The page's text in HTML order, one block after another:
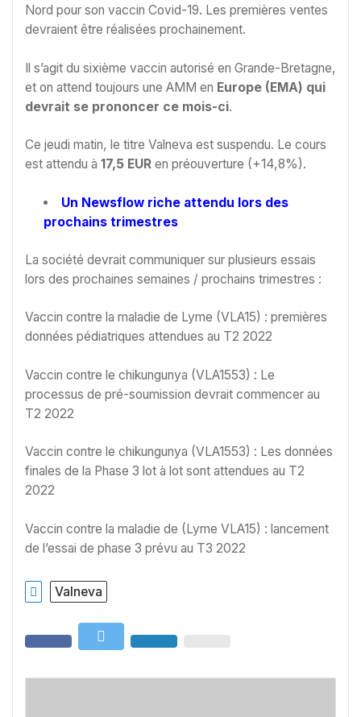
Nord pour son vaccin Covid-19. Les premières ventes
devraient être réalisées prochainement.
Il s’agit du sixième vaccin autorisé en Grande-Bretagne,
et on attend toujours une AMM en Europe (EMA) qui
devrait se prononcer ce mois-ci.
Ce jeudi matin, le titre Valneva est suspendu. Le cours
est attendu à 17,5 EUR en préouverture (+14,8%).
Un Newsflow riche attendu lors des
prochains trimestres
La société devrait communiquer sur plusieurs essais
lors des prochaines semaines / prochains trimestres :
Vaccin contre la maladie de Lyme (VLA15) : premières
données pédiatriques attendues au T2 2022
Vaccin contre le chikungunya (VLA1553) : Le
processus de pré-soumission devrait commencer au
T2 2022
Vaccin contre le chikungunya (VLA1553) : Les données
finales de la Phase 3 lot à lot sont attendues au T2
2022
Vaccin contre la maladie de (Lyme VLA15) : lancement
de l’essai de phase 3 prévu au T3 2022
Valneva